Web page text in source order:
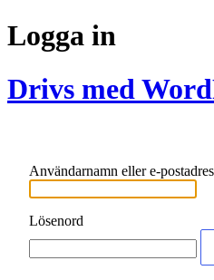
Logga in
Drivs med
Användarnamn eller e-
Lösenord